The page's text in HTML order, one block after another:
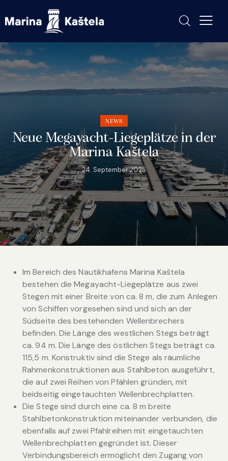
NEWS
Neue Megayacht-Liegeplätze in der
Marina Kaštela
24. September 2025
Im Bereich des Nautikhafens Marina Kaštela
bestehen die Megayacht-Liegeplätze aus zwei
Stegen mit einer Breite von ca. 8 m, die zum Anlegen
von Schiffen vorgesehen sind und sich an der
Südseite des bestehenden Wellenbrechers
befinden. Die Länge des westlichen Stegs beträgt
ca. 94 m. Die Länge des östlichen Stegs beträgt ca.
115,5 m. Konstruktiv sind die Stege als räumliche
Rahmenkonstruktionen aus Stahlbeton ausgeführt,
die auf zwei Reihen von Pfählen gründen, mit
beidseitig eingetauchten Wellenbrechplatten.
Die Stege sind durch eine ca. 8 m breite
Stahlbetonkonstruktion miteinander verbunden, die
ebenfalls auf zwei Pfahlreihen mit eingetauchten
Wellenbrechplatten gegründet ist. Dieser
Verbindungsbereich ermöglicht den Zugang von